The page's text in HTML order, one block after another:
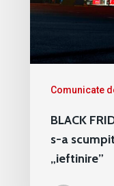
Comunicate
BLACK
s-a
„ieftinire”